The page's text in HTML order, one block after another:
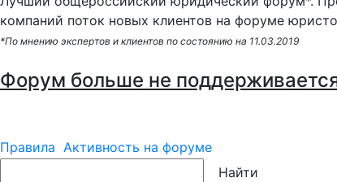
компаний поток новых клиентов на форуме
*По мнению экспертов и клиентов по состоянию на 11.03.2019
Форум больше не
Правила Активность на форуме